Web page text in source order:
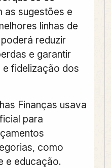
as sugestões e
linhas de
reduzir
e garantir
fidelização dos
Finanças usava
para
como
e educação.